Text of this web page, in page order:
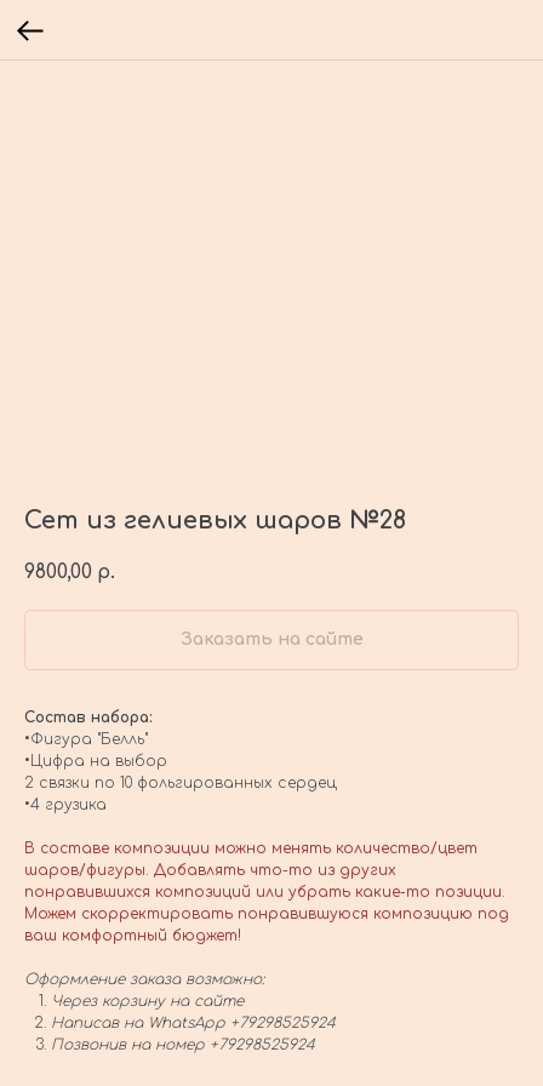
Сет из гелиевых шаров №28
9800,00 р.
Заказать на сайте
Состав набора:
•Фигура "Белль"
•Цифра на выбор
2 связки по 10 фольгированных сердец
•4 грузика
В составе композиции можно менять количество/цвет
шаров/фигуры. Добавлять что-то из других
понравившихся композиций или убрать какие-то позиции.
Можем скорректировать понравившуюся композицию под
ваш комфортный бюджет!
Оформление заказа возможно:
Через корзину на сайте
Написав на WhatsApp +79298525924
Позвонив на номер +79298525924